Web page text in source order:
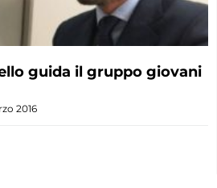
guida il gruppo giovani
2016